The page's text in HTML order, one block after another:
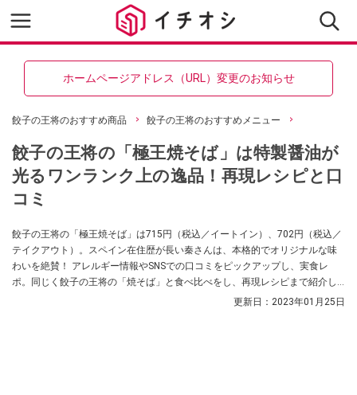
ホームページアドレス（URL）変更のお知らせ
餃子の王将のおすすめ商品 餃子の王将のおすすめメニュー
餃子の王将の「極王焼そば」は特製醤油が
光るワンランク上の逸品！再現レシピと口
コミ
餃子の王将の「極王焼そば」は715円（税込／イートイン）、702円（税込／
テイクアウト）。スペイン在住歴が長い秦さんは、本格的でオリジナルな味
わいを絶賛！ アレルギー情報やSNSでの口コミをピックアップし、実食レ
ポ。同じく餃子の王将の「焼そば」と食べ比べをし、再現レシピまで紹介し
更新日： 2023年01月25日